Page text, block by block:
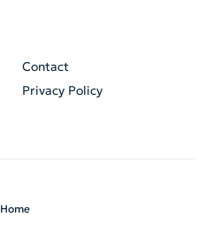
Contact
Privacy Policy
Home